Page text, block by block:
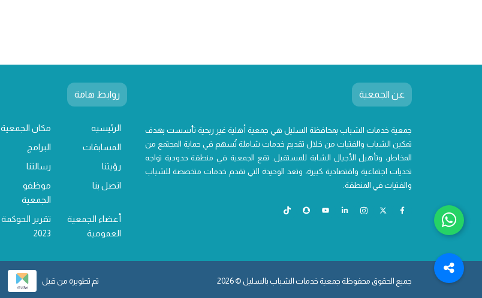
عن الجمعية
جمعية خدمات الشباب بمحافظة السليل هي جمعية أهلية غير ربحية تأسست بهدف
تمكين الشباب والفتيات من خلال تقديم خدمات شاملة تُسهم في حماية المجتمع من
المخاطر، وتأهيل الأجيال الشابة للمستقبل. تقع الجمعية في منطقة حدودية تواجه
تحديات اجتماعية واقتصادية كبيرة، وتعد الوحيدة التي تقدم خدمات متخصصة للشباب
والفتيات في المنطقة.
روابط هامة
الرئيسيه مكان الجمعية
المسابقات
البرامج
رؤيتنا
رسالتنا
اتصل بنا
موظفو
الجمعية
أعضاء الجمعية
العمومية
تقرير الحوكمة
2023
جميع الحقوق محفوظة جمعية خدمات الشباب بالسليل © 2026 تم تطويره من قبل